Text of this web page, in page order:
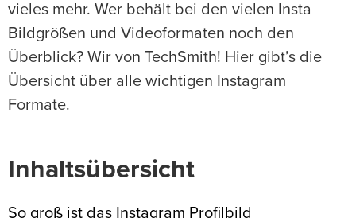
vieles mehr. Wer behält bei den vielen Insta
Bildgrößen und Videoformaten noch den
Überblick? Wir von TechSmith! Hier gibt’s die
Übersicht über alle wichtigen Instagram
Formate.
Inhaltsübersicht
So groß ist das Instagram Profilbild